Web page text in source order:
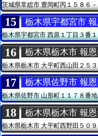
茨城県常総市 豊岡町丙１５８６
15 栃木県宇都宮市
栃木県宇都宮市西原１丁目３番
16 栃木県栃木市 報
栃木県栃木市 大平町西山田２５
17 栃木県佐野市 報
栃木県佐野市山形町１１７８番地
18 栃木県栃木市 報
栃木県栃木市大平町西野田５０